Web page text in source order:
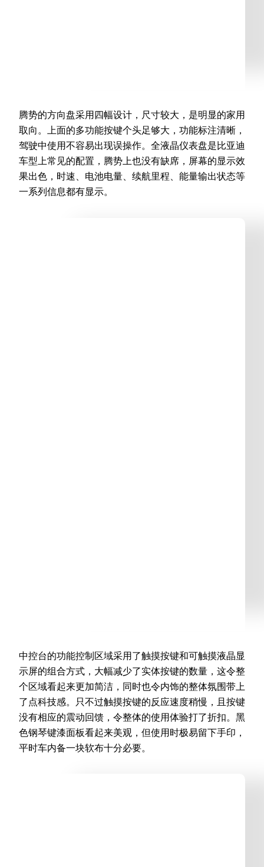
腾势的方向盘采用四幅设计，尺寸较大，是明显的家用
取向。上面的多功能按键个头足够大，功能标注清晰，
驾驶中使用不容易出现误操作。全液晶仪表盘是比亚迪
车型上常见的配置，腾势上也没有缺席，屏幕的显示效
果出色，时速、电池电量、续航里程、能量输出状态等
一系列信息都有显示。
中控台的功能控制区域采用了触摸按键和可触摸液晶显
示屏的组合方式，大幅减少了实体按键的数量，这令整
个区域看起来更加简洁，同时也令内饰的整体氛围带上
了点科技感。只不过触摸按键的反应速度稍慢，且按键
没有相应的震动回馈，令整体的使用体验打了折扣。黑
色钢琴键漆面板看起来美观，但使用时极易留下手印，
平时车内备一块软布十分必要。